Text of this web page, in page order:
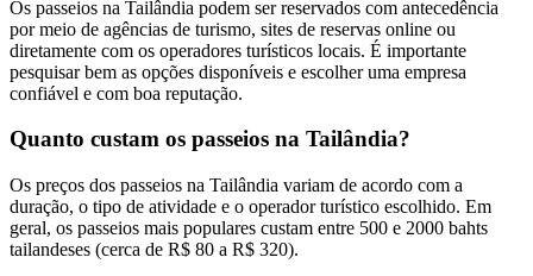
Os passeios na Tailândia podem ser reservados com antecedência
por meio de agências de turismo, sites de reservas online ou
diretamente com os operadores turísticos locais. É importante
pesquisar bem as opções disponíveis e escolher uma empresa
confiável e com boa reputação.
Quanto custam os passeios na Tailândia?
Os preços dos passeios na Tailândia variam de acordo com a
duração, o tipo de atividade e o operador turístico escolhido. Em
geral, os passeios mais populares custam entre 500 e 2000 bahts
tailandeses (cerca de R$ 80 a R$ 320).